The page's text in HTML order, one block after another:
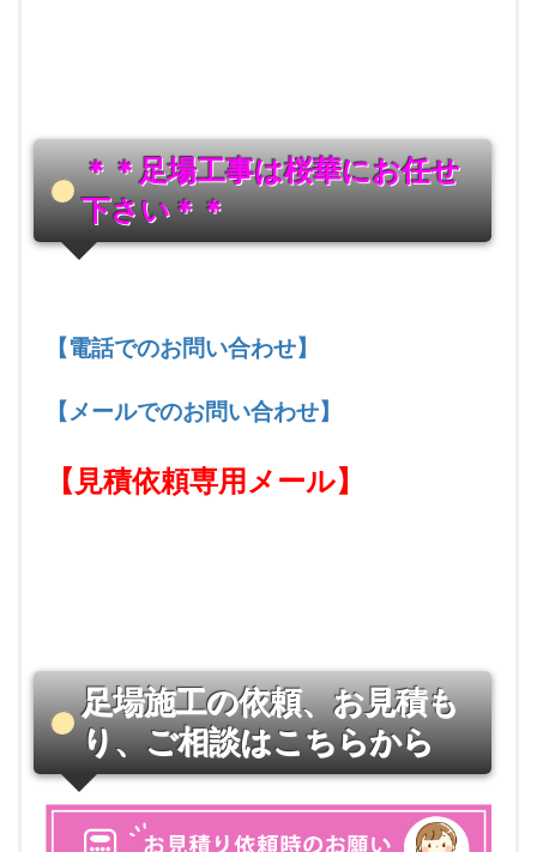
＊＊足場工事は桜華にお任せ
下さい＊＊
【電話でのお問い合わせ】
【メールでのお問い合わせ】
【見積依頼専用メール】
足場施工の依頼、お見積も
り、ご相談はこちらから